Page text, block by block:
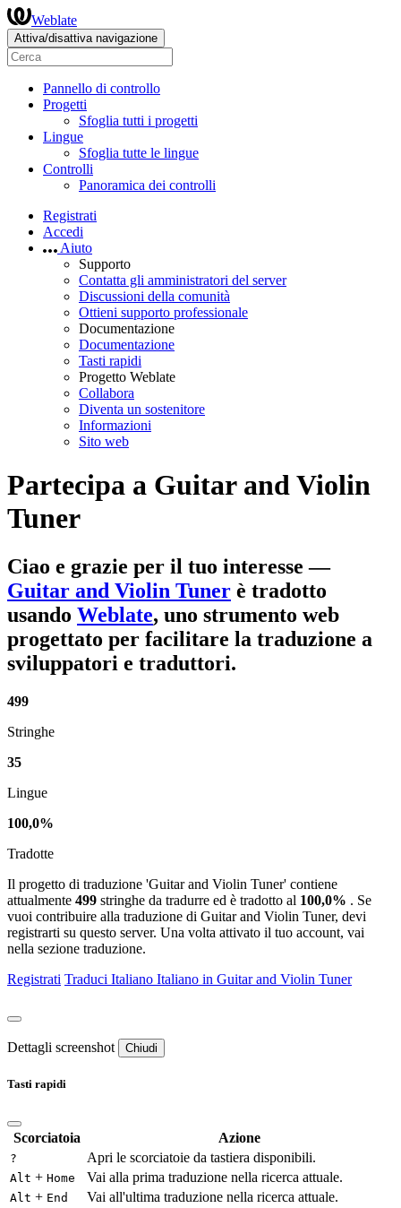
Weblate
Attiva/disattiva navigazione
Pannello di controllo
Progetti
Sfoglia tutti i progetti
Lingue
Sfoglia tutte le lingue
Controlli
Panoramica dei controlli
Registrati
Accedi
Aiuto
Supporto
Contatta gli amministratori del server
Discussioni della comunità
Ottieni supporto professionale
Documentazione
Documentazione
Tasti rapidi
Progetto Weblate
Collabora
Diventa un sostenitore
Informazioni
Sito web
Partecipa a Guitar and Violin
Tuner
Ciao e grazie per il tuo interesse —
Guitar and Violin Tuner è tradotto
usando Weblate, uno strumento web
progettato per facilitare la traduzione a
sviluppatori e traduttori.
499
Stringhe
35
Lingue
100,0%
Tradotte
Il progetto di traduzione 'Guitar and Violin Tuner' contiene
attualmente 499 stringhe da tradurre ed è tradotto al 100,0% . Se
vuoi contribuire alla traduzione di Guitar and Violin Tuner, devi
registrarti su questo server. Una volta attivato il tuo account, vai
nella sezione traduzione.
Registrati Traduci Italiano Italiano in Guitar and Violin Tuner
Dettagli screenshot Chiudi
Tasti rapidi
Scorciatoia Azione
? Apri le scorciatoie da tastiera disponibili.
Alt + Home Vai alla prima traduzione nella ricerca attuale.
Alt + End Vai all'ultima traduzione nella ricerca attuale.